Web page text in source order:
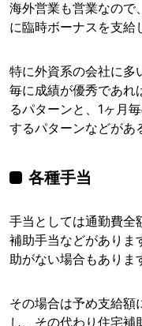
海外営業も営業なので
に臨時ボーナスを支給
特に外資系の会社に多
毎に成績が優秀であれ
るパターンと、1ヶ月
するパターンなどがあ
各種手当
手当としては通勤費全
補助手当などがありま
助がない場合もありま
その場合は予め支給額
し、その代わり住宅補